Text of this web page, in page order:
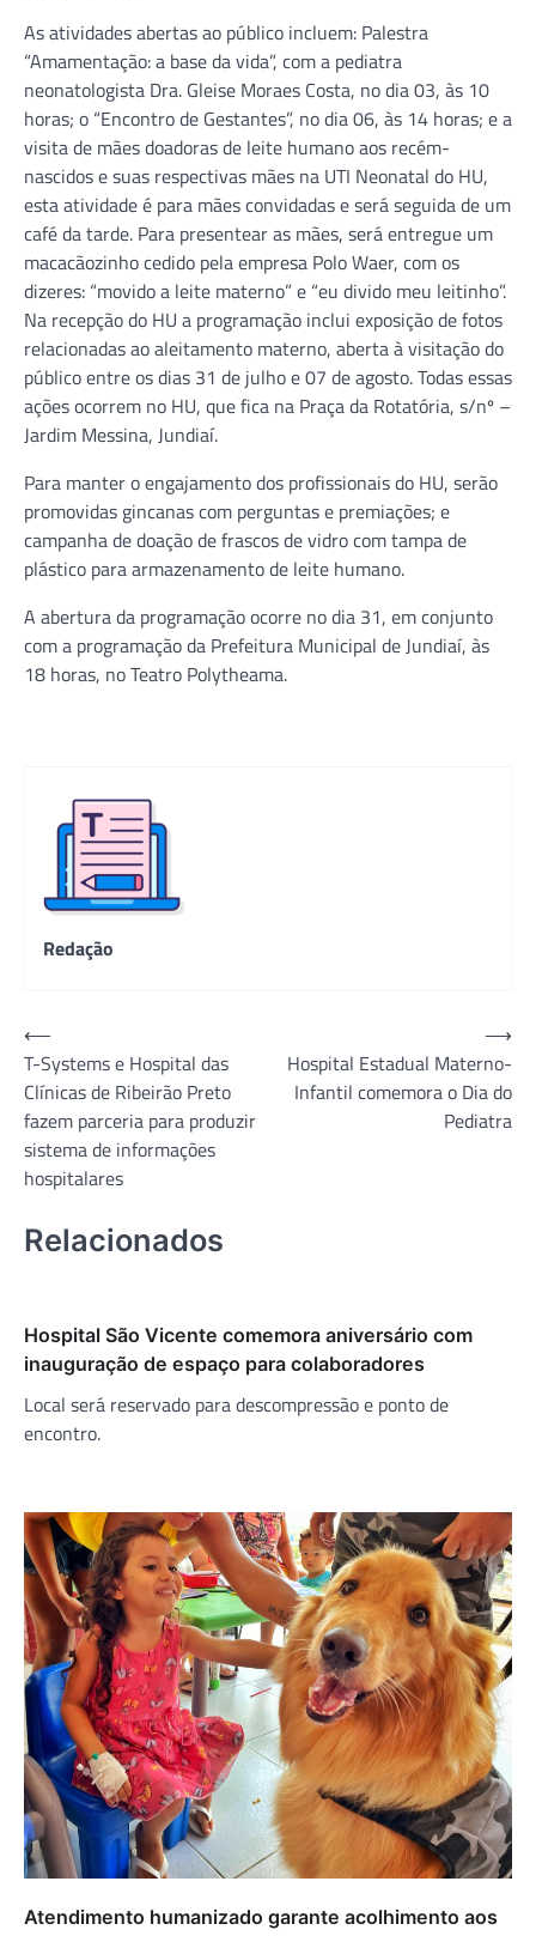
As atividades abertas ao público incluem: Palestra
“Amamentação: a base da vida”, com a pediatra
neonatologista Dra. Gleise Moraes Costa, no dia 03, às 10
horas; o “Encontro de Gestantes”, no dia 06, às 14 horas; e a
visita de mães doadoras de leite humano aos recém-
nascidos e suas respectivas mães na UTI Neonatal do HU,
esta atividade é para mães convidadas e será seguida de um
café da tarde. Para presentear as mães, será entregue um
macacãozinho cedido pela empresa Polo Waer, com os
dizeres: “movido a leite materno” e “eu divido meu leitinho”.
Na recepção do HU a programação inclui exposição de fotos
relacionadas ao aleitamento materno, aberta à visitação do
público entre os dias 31 de julho e 07 de agosto. Todas essas
ações ocorrem no HU, que fica na Praça da Rotatória, s/nº –
Jardim Messina, Jundiaí.
Para manter o engajamento dos profissionais do HU, serão
promovidas gincanas com perguntas e premiações; e
campanha de doação de frascos de vidro com tampa de
plástico para armazenamento de leite humano.
A abertura da programação ocorre no dia 31, em conjunto
com a programação da Prefeitura Municipal de Jundiaí, às
18 horas, no Teatro Polytheama.
Redação
Navegação
de
Post
⟵
T-Systems e Hospital das
Clínicas de Ribeirão Preto
fazem parceria para produzir
sistema de informações
hospitalares
Hospital Estadual Materno-
Infantil comemora o Dia do
Pediatra
⟶
Relacionados
Hospital São Vicente comemora aniversário com
inauguração de espaço para colaboradores
Local será reservado para descompressão e ponto de
encontro.
Atendimento humanizado garante acolhimento aos